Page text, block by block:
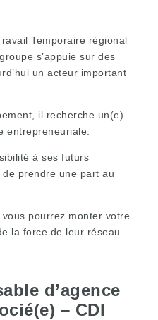
Temporaire régional
s’appuie sur des
un acteur important
il recherche un(e)
entrepreneuriale.
à ses futurs
prendre une part au
pourrez monter votre
la force de leur réseau.
d’agence
– CDI